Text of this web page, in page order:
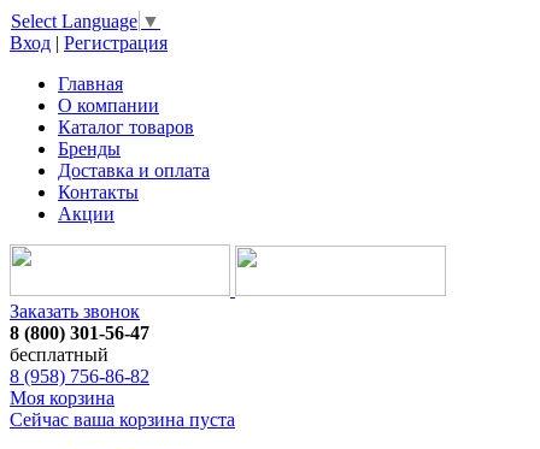
Select Language ▼
Вход | Регистрация
Главная
О компании
Каталог товаров
Бренды
Доставка и оплата
Контакты
Акции
Заказать звонок
8 (800) 301-56-47
бесплатный
8 (958) 756-86-82
Моя корзина
Сейчас ваша корзина пуста